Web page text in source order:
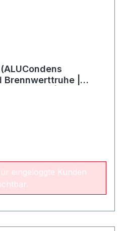
|
eingeloggte Kunden